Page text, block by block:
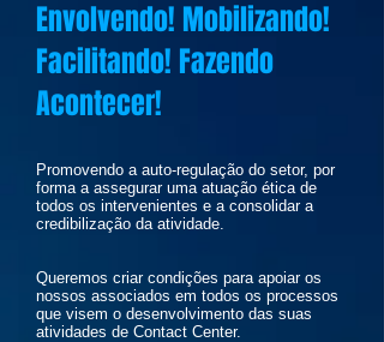
Envolvendo! Mobilizando!
Facilitando! Fazendo
Acontecer!
Promovendo a auto-regulação do setor, por
forma a assegurar uma atuação ética de
todos os intervenientes e a consolidar a
credibilização da atividade.
Queremos criar condições para apoiar os
nossos associados em todos os processos
que visem o desenvolvimento das suas
atividades de Contact Center.